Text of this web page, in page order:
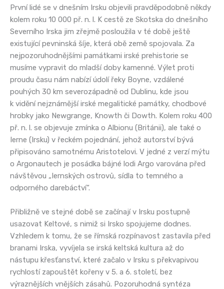
První lidé se v dnešním Irsku objevili pravděpodobně někdy
kolem roku 10 000 př. n. l. K cestě ze Skotska do dnešního
Severního Irska jim zřejmě posloužila v té době ještě
existující pevninská šíje, která obě země spojovala. Za
nejpozoruhodnějšími památkami irské prehistorie se
musíme vypravit do mladší doby kamenné. Výlet proti
proudu času nám nabízí údolí řeky Boyne, vzdálené
pouhých 30 km severozápadně od Dublinu, kde jsou
k vidění nejznámější irské megalitické památky, chodbové
hrobky jako Newgrange, Knowth či Dowth. Kolem roku 400
př. n. l. se objevuje zmínka o Albionu (Británii), ale také o
Ierne (Irsku) v řeckém pojednání, jehož autorství bývá
připisováno samotnému Aristotelovi. V jedné z verzí mýtu
o Argonautech je posádka bájné lodi Argo varována před
návštěvou „Iernských ostrovů, sídla to temného a
odporného darebáctví“.
Přibližně ve stejné době se začínají v Irsku postupně
usazovat Keltové, s nimiž si Irsko spojujeme dodnes.
Vzhledem k tomu, že se římská rozpínavost zastavila před
branami Irska, vyvíjela se irská keltská kultura až do
nástupu křesťanství, které začalo v Irsku s překvapivou
rychlostí zapouštět kořeny v 5. a 6. století, bez
výraznějších vnějších zásahů. Pozoruhodná syntéza